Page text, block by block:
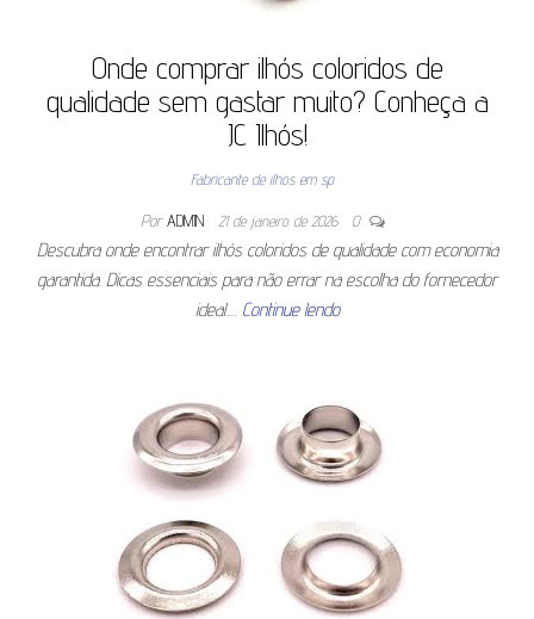
Onde comprar ilhós coloridos de
qualidade sem gastar muito? Conheça a
JC Ilhós!
Fabricante de ilhos em sp
Por ADMIN 21 de janeiro de 2026 0
Descubra onde encontrar ilhós coloridos de qualidade com economia
garantida. Dicas essenciais para não errar na escolha do fornecedor
ideal.… Continue lendo